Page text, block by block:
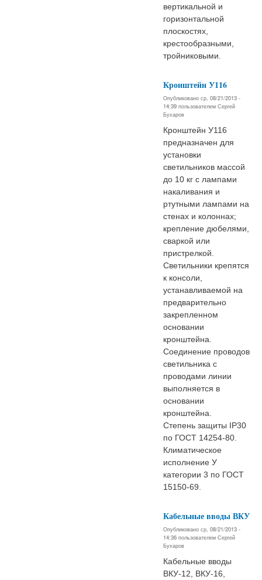
вертикальной и
горизонтальной
плоскостях,
крестообразными,
тройниковыми.
Кронштейн У116
Опубликовано ср, 08/21/2013 -
14:39 пользователем Сергей
Бухаров
Кронштейн У116
предназначен для
установки
светильников массой
до 10 кг с лампами
накаливания и
ртутными лампами на
стенах и колоннах;
крепление дюбелями,
сваркой или
пристрелкой.
Светильники крепятся
к консоли,
устанавливаемой на
предварительно
закрепленном
основании
кронштейна.
Соединение проводов
светильника с
проводами линии
выполняется в
основании
кронштейна.
Степень защиты IP30
по ГОСТ 14254-80.
Климатическое
исполнение У
категории 3 по ГОСТ
15150-69.
Кабельные вводы ВКУ
Опубликовано ср, 08/21/2013 -
14:36 пользователем Сергей
Бухаров
Кабельные вводы
ВКУ-12, ВКУ-16,